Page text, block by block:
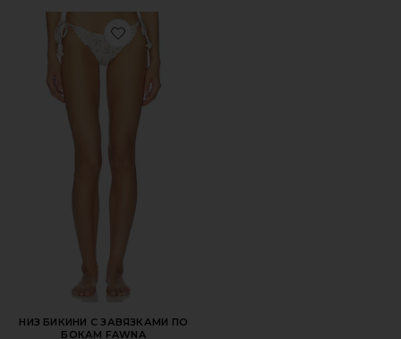
Favorite НИЗ БИКИНИ С ЗАВЯЗКАМИ ПО БОКАМ
НИЗ БИКИНИ С ЗАВЯЗКАМИ ПО
БОКАМ FAWNA